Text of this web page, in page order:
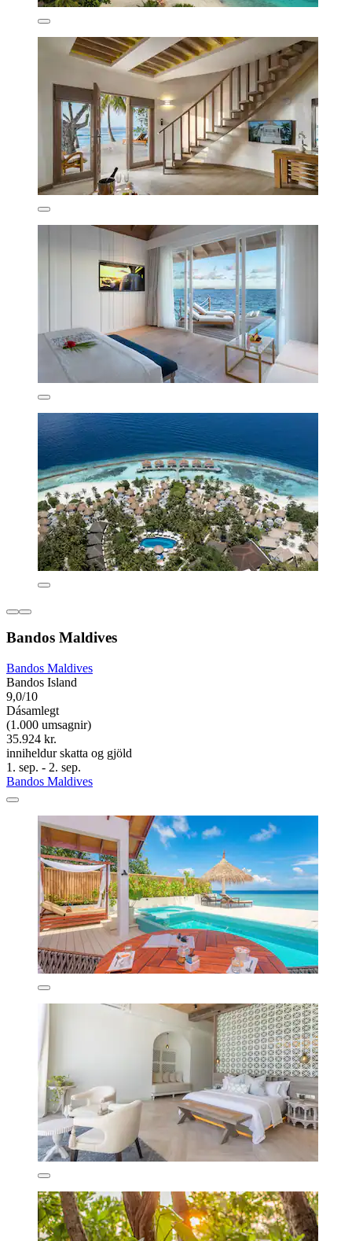
Bandos Maldives
Bandos Maldives
Bandos Island
9,0/10
Dásamlegt
(1.000 umsagnir)
35.924 kr.
inniheldur skatta og gjöld
1. sep. - 2. sep.
Bandos Maldives